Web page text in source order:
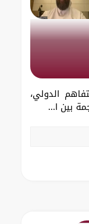
الدولي،
بين ا...